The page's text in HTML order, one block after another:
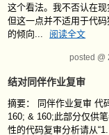
这个看法。我不否认在
但这一点并不适用于代
的倾向...
阅读全文
posted @
结对同伴作业复审
摘要： 同伴作业复审 代
160; & 160;此部分仅供
性的代码复审分析请从